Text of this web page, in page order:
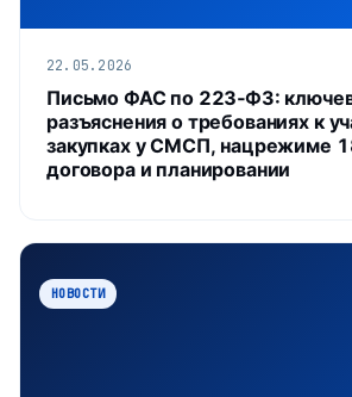
22.05.2026
Письмо ФАС по 223‑ФЗ:
разъяснения о требованиях к
закупках у СМСП, нацрежиме
договора и планировании
НОВОСТИ